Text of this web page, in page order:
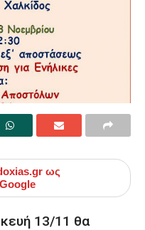
ως
13/11 θα